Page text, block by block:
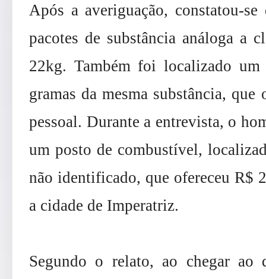
Após a averiguação, constatou-
pacotes de substância análoga a
22kg. Também foi localizado
gramas da mesma substância,
pessoal. Durante a entrevista, o
um posto de combustível,
não identificado, que ofereceu R$
a cidade de Imperatriz.
Segundo o relato, ao chegar ao